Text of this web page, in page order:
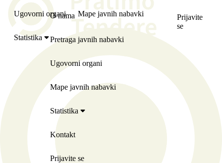
Ugovorni organi Mape javnih nabavki
Statistika
Prijavite
se
O nama
Pretraga javnih nabavki
Ugovorni organi
Mape javnih nabavki
Statistika
Kontakt
Prijavite se